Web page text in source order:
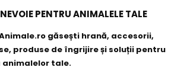
PENTRU ANIMALELE TALE
găsești hrană, accesorii,
produse de îngrijire și soluții pentru
tale.